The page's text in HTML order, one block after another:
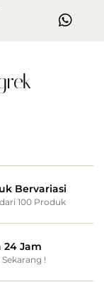
Bervariasi
100 Produk
24 Jam
Sekarang !